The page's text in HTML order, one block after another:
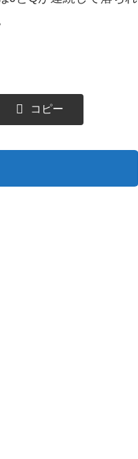
コピー